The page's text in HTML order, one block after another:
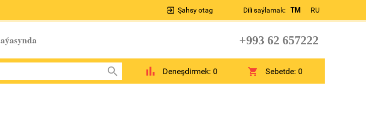
Dili saýlamak: TM RU
Şahsy otag
aýasynda +993 62 657222
Deneşdirmek: 0 Sebetde:0